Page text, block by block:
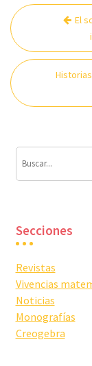
de
entradas
El
Secciones
Revistas
Vivencias
Noticias
Monografías
Creogebra